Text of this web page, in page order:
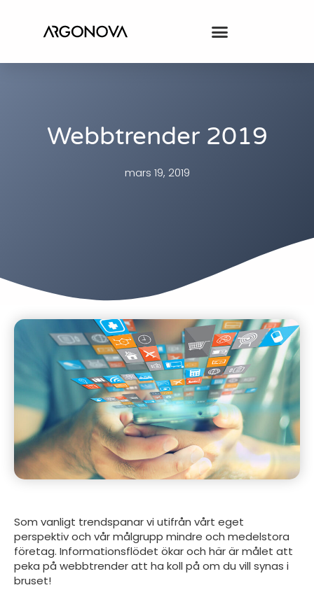
Webbtrender 2019
mars 19, 2019
Som vanligt trendspanar vi utifrån vårt eget
perspektiv och vår målgrupp mindre och medelstora
företag. Informationsflödet ökar och här är målet att
peka på webbtrender att ha koll på om du vill synas i
bruset!